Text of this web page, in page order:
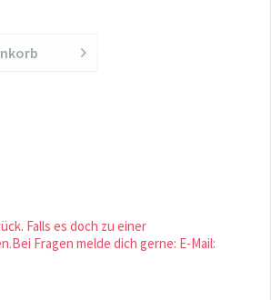
Falls es doch zu einer
Fragen melde dich gerne: E-Mail: